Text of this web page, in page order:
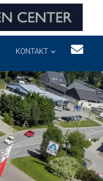
KONTAKT